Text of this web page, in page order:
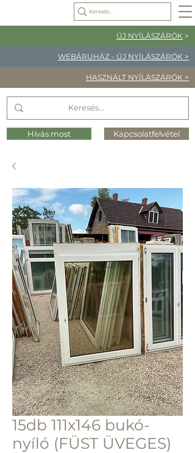
ÚJ NYÍLÁSZÁRÓK >
WEBÁRUHÁZ - ÚJ NYÍLÁSZÁRÓK >
HASZNÁLT NYÍLÁSZÁRÓK >
Hívás most Kapcsolatfelvétel
15db 111x146 bukó-
nyíló (FÜST ÜVEGES)